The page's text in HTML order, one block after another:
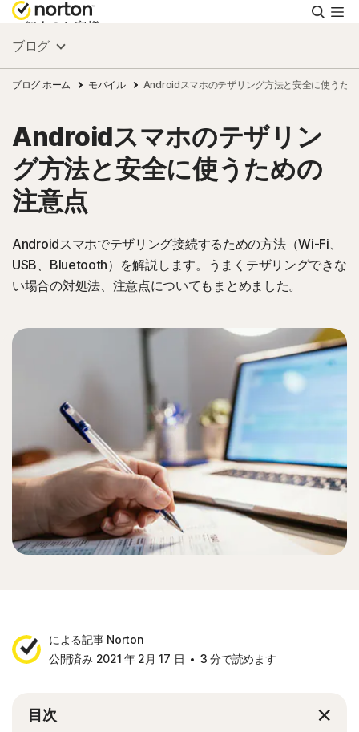
検
索
個人のお客様
スモールビジネス
リソース
サポート
日本
ブログ
ブログ ホーム モバイル Androidスマホのテザリング方法と安全に使うた
Androidスマホのテザリン
グ方法と安全に使うための
注意点
Androidスマホでテザリング接続するための方法（Wi-Fi、
USB、Bluetooth）を解説します。うまくテザリングできな
い場合の対処法、注意点についてもまとめました。
による記事 Norton
公開済み 2021 年 2月 17 日
3 分で読めます
目次